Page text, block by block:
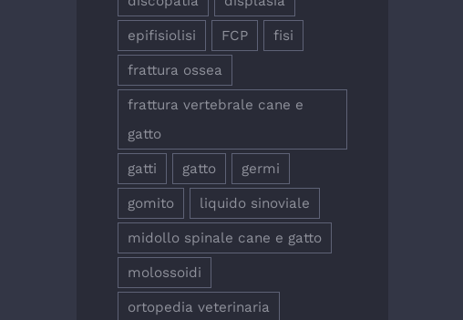
epifisiolisi FCP fisi
frattura ossea
frattura vertebrale cane e
gatto
gatti gatto germi
gomito liquido sinoviale
midollo spinale cane e gatto
molossoidi
ortopedia veterinaria